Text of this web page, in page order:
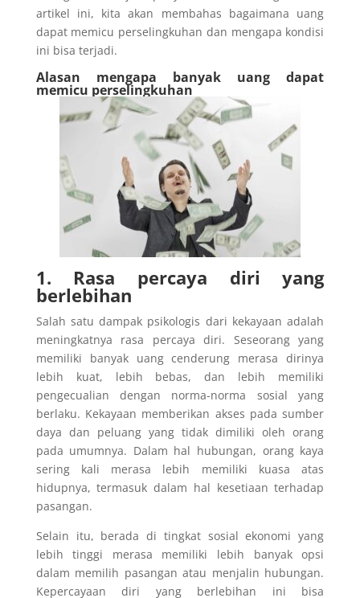
artikel ini, kita akan membahas bagaimana uang
dapat memicu perselingkuhan dan mengapa kondisi
ini bisa terjadi.
Alasan mengapa banyak uang dapat
memicu perselingkuhan
1. Rasa percaya diri yang
berlebihan
Salah satu dampak psikologis dari kekayaan adalah
meningkatnya rasa percaya diri. Seseorang yang
memiliki banyak uang cenderung merasa dirinya
lebih kuat, lebih bebas, dan lebih memiliki
pengecualian dengan norma-norma sosial yang
berlaku. Kekayaan memberikan akses pada sumber
daya dan peluang yang tidak dimiliki oleh orang
pada umumnya. Dalam hal hubungan, orang kaya
sering kali merasa lebih memiliki kuasa atas
hidupnya, termasuk dalam hal kesetiaan terhadap
pasangan.
Selain itu, berada di tingkat sosial ekonomi yang
lebih tinggi merasa memiliki lebih banyak opsi
dalam memilih pasangan atau menjalin hubungan.
Kepercayaan diri yang berlebihan ini bisa